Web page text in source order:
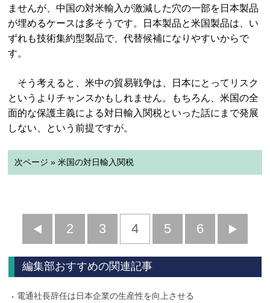
ませんが、中国の対米輸入が激減した穴の一部を日本製品
が埋めるケースは多そうです。日本製品と米国製品は、い
ずれも技術集約型製品で、代替候補になりやすいからで
す。
そう考えると、米中の貿易戦争は、日本にとってリスク
というよりチャンスかもしれません。もちろん、米国の全
面的な保護主義による対日輸入関税といった話にまで発展
しない、という前提ですが。
次ページ » 米国の対日輸入関税
前
へ
2 3 4 5 6
へ
編集部おすすめの関連記事
電通社長辞任は日本企業の生産性を向上させる